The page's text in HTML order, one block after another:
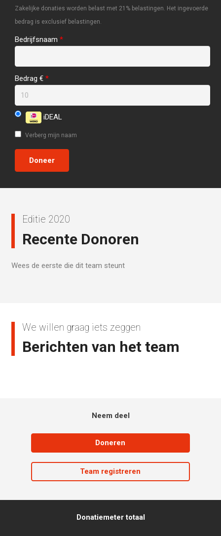
Zakelijke donaties worden belast met 21% belastingen. Het ingevoerde
bedrag is exclusief belastingen.
Bedrijfsnaam *
Bedrag € *
iDEAL
Verberg mijn naam
Editie 2020
Recente Donoren
Wees de eerste die dit team steunt
We willen graag iets zeggen
Berichten van het team
Neem deel
Doneren
Team registreren
Donatiemeter totaal